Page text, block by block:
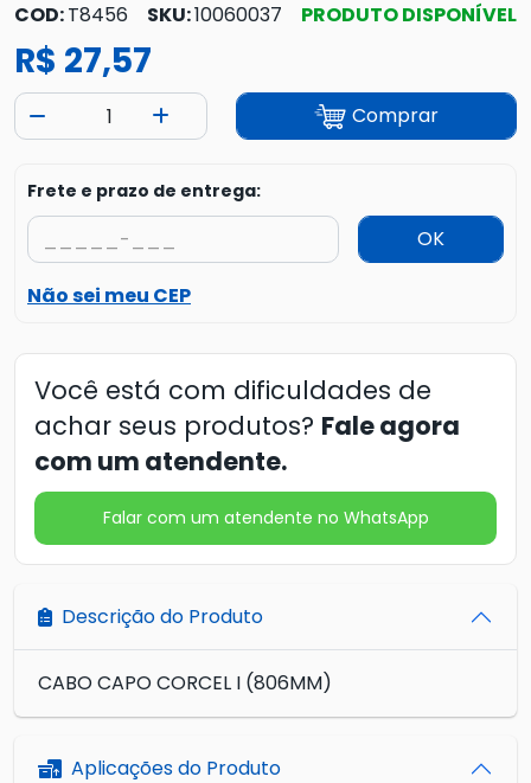
COD:T8456 SKU:10060037 PRODUTO DISPONÍVEL
R$ 27,57
Comprar
Frete e prazo de entrega:
OK
Não sei meu CEP
Você está com dificuldades de
achar seus produtos? Fale agora
com um atendente.
Falar com um atendente no WhatsApp
Descrição do Produto
CABO CAPO CORCEL I (806MM)
Aplicações do Produto